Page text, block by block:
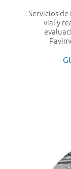
Servicios
vial y